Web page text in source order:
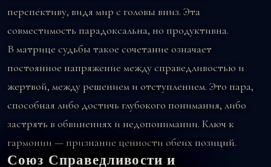
перспективу, видя мир с головы вниз. Эта
совместимость парадоксальна, но продуктивна.
В матрице судьбы такое сочетание означает
постоянное напряжение между справедливостью и
жертвой, между решением и отступлением. Это пара,
способная либо достичь глубокого понимания, либо
застрять в обвинениях и недопонимании. Ключ к
гармонии — признание ценности обеих позиций.
Союз Справедливости и